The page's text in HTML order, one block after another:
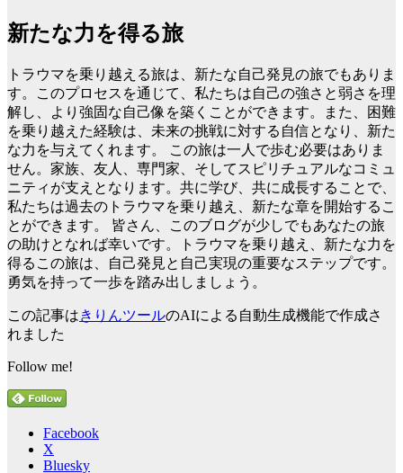
新たな力を得る旅
トラウマを乗り越える旅は、新たな自己発見の旅でもありま
す。このプロセスを通じて、私たちは自己の強さと弱さを理
解し、より強固な自己像を築くことができます。また、困難
を乗り越えた経験は、未来の挑戦に対する自信となり、新た
な力を与えてくれます。 この旅は一人で歩む必要はありま
せん。家族、友人、専門家、そしてスピリチュアルなコミュ
ニティが支えとなります。共に学び、共に成長することで、
私たちは過去のトラウマを乗り越え、新たな章を開始するこ
とができます。 皆さん、このブログが少しでもあなたの旅
の助けとなれば幸いです。トラウマを乗り越え、新たな力を
得るこの旅は、自己発見と自己実現の重要なステップです。
勇気を持って一歩を踏み出しましょう。
この記事はきりんツールのAIによる自動生成機能で作成さ
れました
Follow me!
Facebook
X
Bluesky